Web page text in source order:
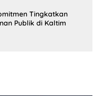
Tingkatkan
Publik di Kaltim